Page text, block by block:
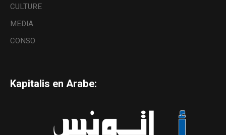
CULTURE
MEDIA
CONSO
Kapitalis en Arabe: